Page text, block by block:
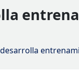
desarrolla